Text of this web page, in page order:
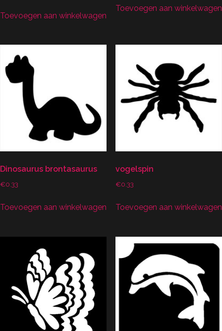
Toevoegen aan winkelwagen
Toevoegen aan winkelwagen
Dinosaurus brontasaurus
€0.33
Toevoegen aan winkelwagen
vogelspin
€0.33
Toevoegen aan winkelwagen